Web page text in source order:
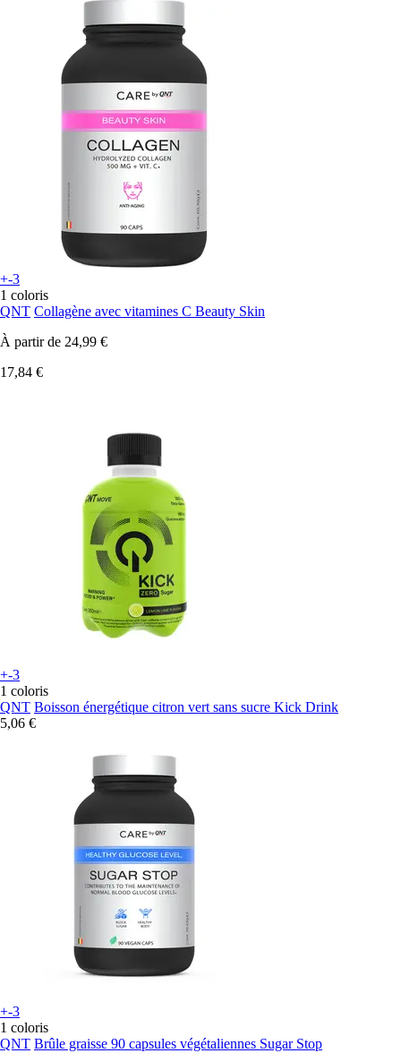
+-3
1 coloris
QNT Collagène avec vitamines C Beauty Skin
À partir de 24,99 €
17,84 €
+-3
1 coloris
QNT Boisson énergétique citron vert sans sucre Kick Drink
5,06 €
+-3
1 coloris
QNT Brûle graisse 90 capsules végétaliennes Sugar Stop